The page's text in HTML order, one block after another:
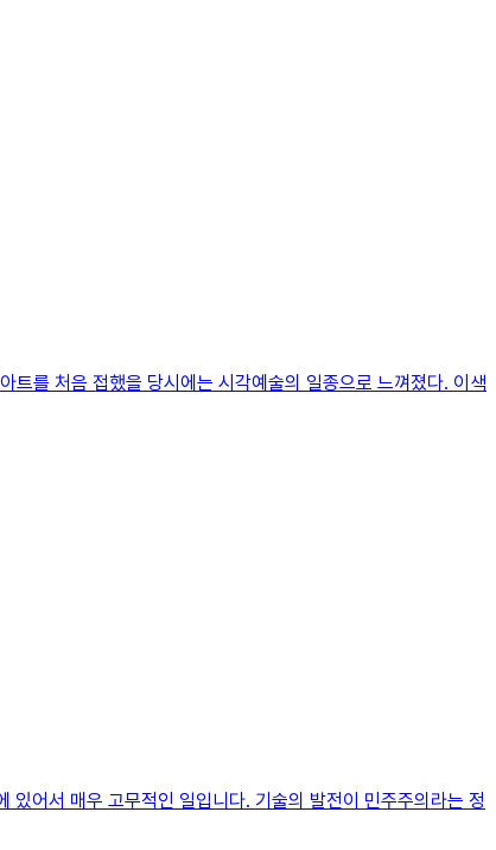
트를 처음 접했을 당시에는 시각예술의 일종으로 느껴졌다. 이색
어서 매우 고무적인 일입니다. 기술의 발전이 민주주의라는 정